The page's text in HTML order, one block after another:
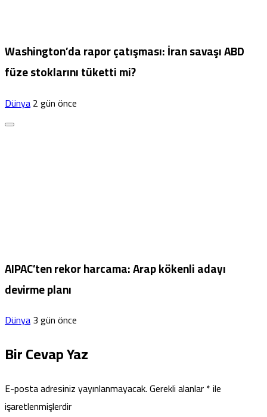
Washington’da rapor çatışması: İran savaşı ABD
füze stoklarını tüketti mi?
Dünya2 gün önce
AIPAC’ten rekor harcama: Arap kökenli adayı
devirme planı
Dünya3 gün önce
Bir Cevap Yaz
E-posta adresiniz yayınlanmayacak.Gerekli alanlar*ile
işaretlenmişlerdir